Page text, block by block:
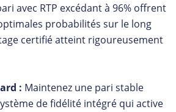
avec RTP excédant à 96% offrent
probabilités sur le long
certifié atteint rigoureusement
: Maintenez une pari stable
de fidélité intégré qui active